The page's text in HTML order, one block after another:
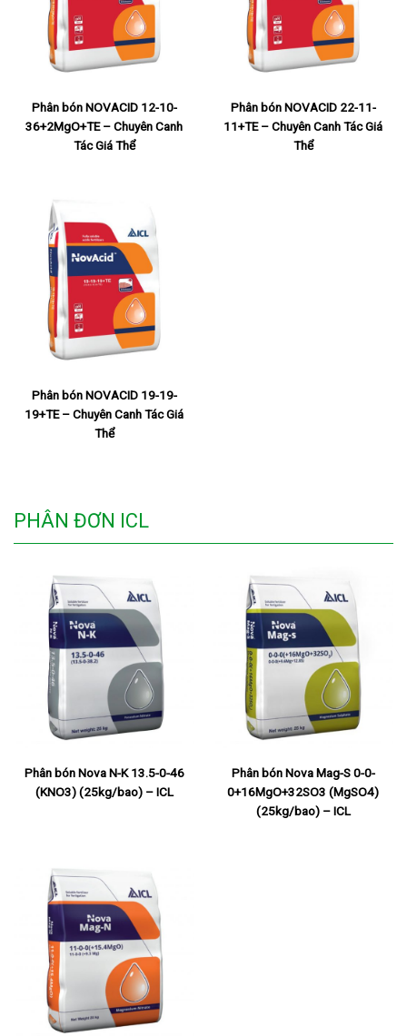
Phân bón NOVACID 12-10-
36+2MgO+TE – Chuyên Canh
Tác Giá Thể
Phân bón NOVACID 22-11-
11+TE – Chuyên Canh Tác Giá
Thể
Phân bón NOVACID 19-19-
19+TE – Chuyên Canh Tác Giá
Thể
PHÂN ĐƠN ICL
Phân bón Nova N-K 13.5-0-46
(KNO3) (25kg/bao) – ICL
Phân bón Nova Mag-S 0-0-
0+16MgO+32SO3 (MgSO4)
(25kg/bao) – ICL